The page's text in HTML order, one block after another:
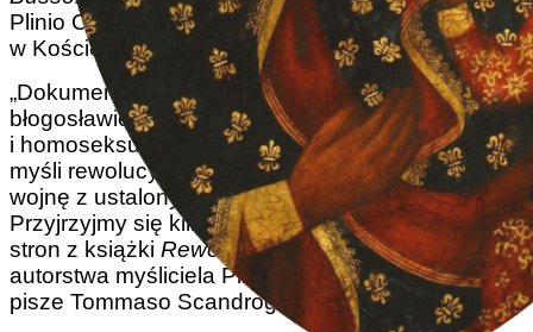
Plinio Corrêa de Oliveiry, by opisać obecny kryzys
w Kościele.
„Dokument
Fiducia supplicans , który legitymizuje
błogosławieństwa par nieregularnych
i homoseksualnych, nosi w sobie pewne cechy
myśli rewolucyjnej, to znaczy tej, która prowadzi
wojnę z ustalonym przez Boga porządkiem.
Przyjrzyjmy się kilku z tych cech, cytując kilka
stron z książki Rewolucja i Kontrrewolucja
(1959)
autorstwa myśliciela Plinio Corrêa de Oliveiry” –
pisze Tommaso Scandroglio.